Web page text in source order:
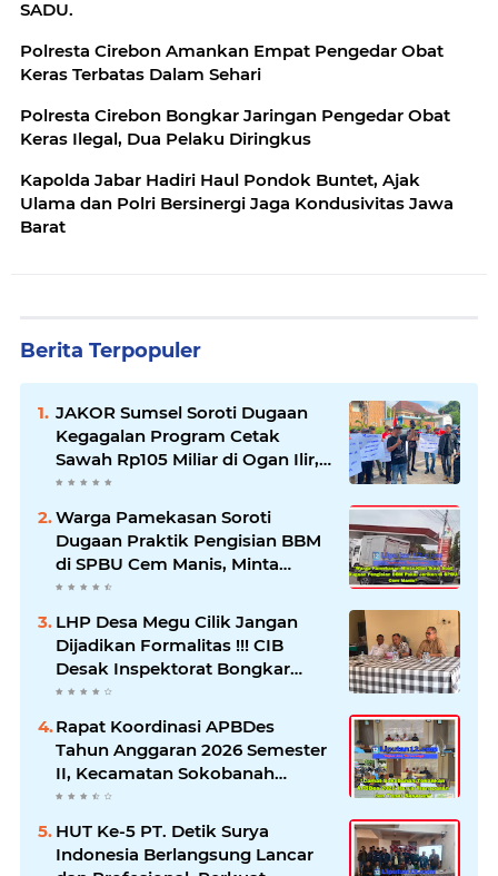
SADU.
Polresta Cirebon Amankan Empat Pengedar Obat
Keras Terbatas Dalam Sehari
Polresta Cirebon Bongkar Jaringan Pengedar Obat
Keras Ilegal, Dua Pelaku Diringkus
Kapolda Jabar Hadiri Haul Pondok Buntet, Ajak
Ulama dan Polri Bersinergi Jaga Kondusivitas Jawa
Barat
Berita Terpopuler
JAKOR Sumsel Soroti Dugaan
Kegagalan Program Cetak
Sawah Rp105 Miliar di Ogan Ilir,
Desak Kadis Pertanian Mundur
Warga Pamekasan Soroti
Dugaan Praktik Pengisian BBM
di SPBU Cem Manis, Minta
Klarifikasi dan Pengawasan
LHP Desa Megu Cilik Jangan
Dijadikan Formalitas !!! CIB
Desak Inspektorat Bongkar
Seluruh Fakta dan Hentikan
Dugaan Permainan Oknum
Rapat Koordinasi APBDes
Tahun Anggaran 2026 Semester
II, Kecamatan Sokobanah
Libatkan 12 Desa
HUT Ke-5 PT. Detik Surya
Indonesia Berlangsung Lancar